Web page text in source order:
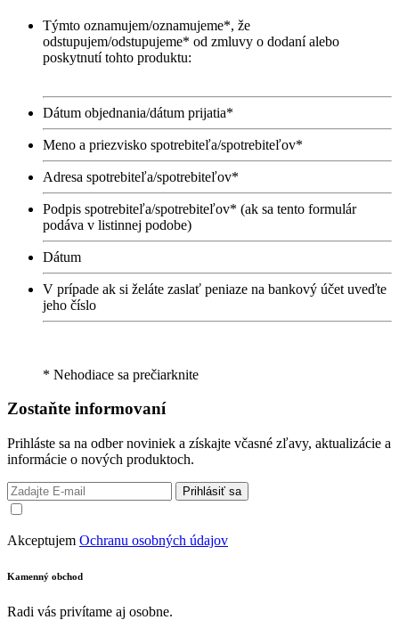
Týmto oznamujem/oznamujeme*, že
odstupujem/odstupujeme* od zmluvy o dodaní alebo
poskytnutí tohto produktu:
Dátum objednania/dátum prijatia*
Meno a priezvisko spotrebiteľa/spotrebiteľov*
Adresa spotrebiteľa/spotrebiteľov*
Podpis spotrebiteľa/spotrebiteľov* (ak sa tento formulár
podáva v listinnej podobe)
Dátum
V prípade ak si želáte zaslať peniaze na bankový účet uveďte
jeho číslo
* Nehodiace sa prečiarknite
Zostaňte informovaní
Prihláste sa na odber noviniek a získajte včasné zľavy, aktualizácie a
informácie o nových produktoch.
Prihlásiť sa
Akceptujem Ochranu osobných údajov
Kamenný obchod
Radi vás privítame aj osobne.